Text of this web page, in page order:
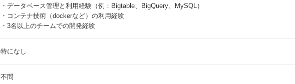
・データベース管理と利用経験（例：Bigtable、BigQuery、MySQL）
・コンテナ技術（dockerなど）の利用経験
・3名以上のチームでの開発経験
特になし
不問